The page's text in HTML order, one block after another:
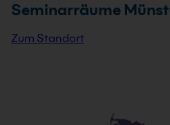
Seminarräume
Zum Standort